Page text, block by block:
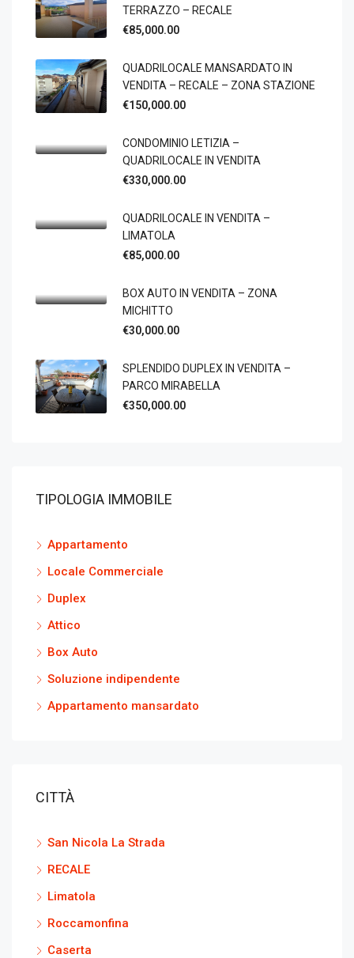
TERRAZZO – RECALE
€85,000.00
QUADRILOCALE MANSARDATO IN
VENDITA – RECALE – ZONA STAZIONE
€150,000.00
CONDOMINIO LETIZIA –
QUADRILOCALE IN VENDITA
€330,000.00
QUADRILOCALE IN VENDITA –
LIMATOLA
€85,000.00
BOX AUTO IN VENDITA – ZONA
MICHITTO
€30,000.00
SPLENDIDO DUPLEX IN VENDITA –
PARCO MIRABELLA
€350,000.00
TIPOLOGIA IMMOBILE
Appartamento
Locale Commerciale
Duplex
Attico
Box Auto
Soluzione indipendente
Appartamento mansardato
CITTÀ
San Nicola La Strada
RECALE
Limatola
Roccamonfina
Caserta